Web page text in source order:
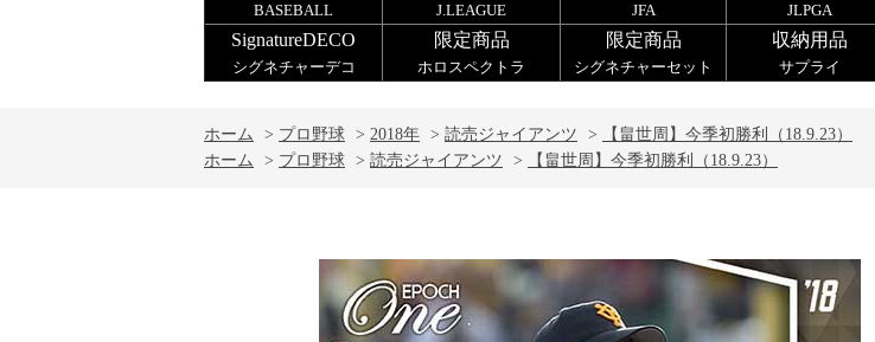
BASEBALL J.LEAGUE JFA JLPGA
SignatureDECO
シグネチャーデコ
限定商品
ホロスペクトラ
限定商品
シグネチャーセット
収納用品
サプライ
ホーム > プロ野球 > 2018年 > 読売ジャイアンツ >
【畠世周】今季初勝利（18.9.23）
ホーム
> プロ野球 > 読売ジャイアンツ > 【畠世周】今季初勝利（18.9.23）